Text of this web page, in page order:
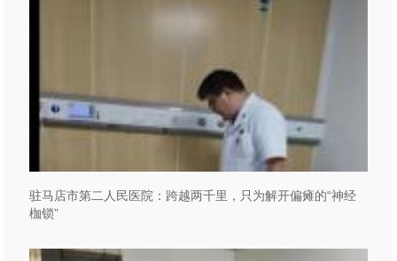
驻马店市第二人民医院：跨越两千里，只为解开偏瘫的“神经
枷锁”